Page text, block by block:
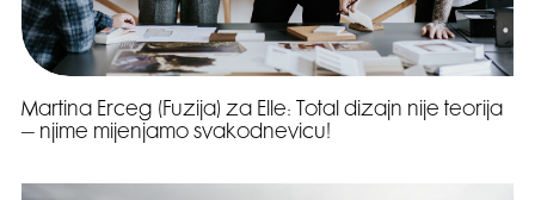
Martina Erceg (Fuzija) za Elle: Total dizajn nije teorija
– njime mijenjamo svakodnevicu!